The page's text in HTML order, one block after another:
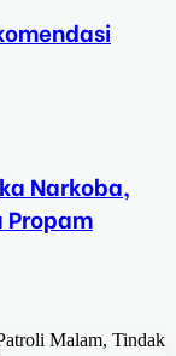
Narkoba,
Propam
Malam, Tindak